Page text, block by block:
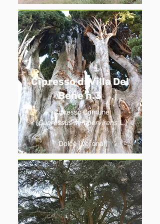
Cipresso di Villa Del
Bene n.3
Cipresso Comune
(Cupressus sempervirens L.)
Dolcè (Verona)